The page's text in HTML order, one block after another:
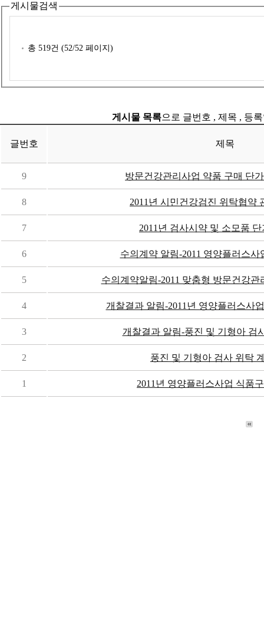
게시물검색
총 519건 (52/52 페이지)
게시물 목록으로 글번호 , 제목 , 등
글번호 제목
9 방문건강관리사업 약품 구매 단
8 2011년 시민건강검진 위탁협약
7 2011년 검사시약 및 소모품
6 수의계약 알림-2011 영양플러스사
5 수의계약알림-2011 맞춤형 방문건강
4 개찰결과 알림-2011년 영양플러스사
3 개찰결과 알림-풍진 및 기형아 검
2 풍진 및 기형아 검사 위탁
1 2011년 영양플러스사업 식품